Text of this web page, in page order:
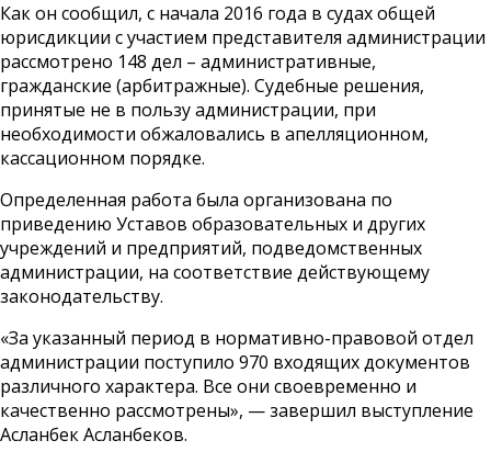
Как он сообщил, с начала 2016 года в судах общей
юрисдикции с участием представителя администрации
рассмотрено 148 дел – административные,
гражданские (арбитражные). Судебные решения,
принятые не в пользу администрации, при
необходимости обжаловались в апелляционном,
кассационном порядке.
Определенная работа была организована по
приведению Уставов образовательных и других
учреждений и предприятий, подведомственных
администрации, на соответствие действующему
законодательству.
«За указанный период в нормативно-правовой отдел
администрации поступило 970 входящих документов
различного характера. Все они своевременно и
качественно рассмотрены», — завершил выступление
Асланбек Асланбеков.